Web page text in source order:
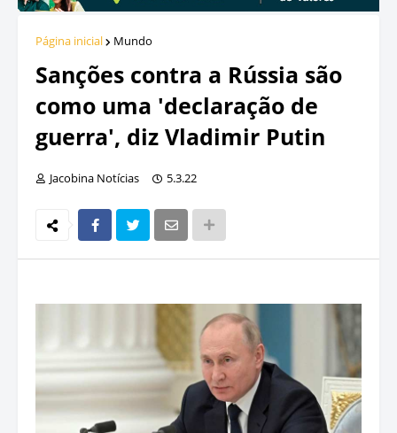
Página inicial Mundo
Sanções contra a Rússia são
como uma 'declaração de
guerra', diz Vladimir Putin
Jacobina Notícias 5.3.22